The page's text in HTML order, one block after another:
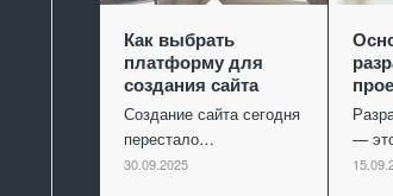
Как выбрать
платформу для
создания сайта
Создание сайта сегодня
перестало…
30.09.2025
—